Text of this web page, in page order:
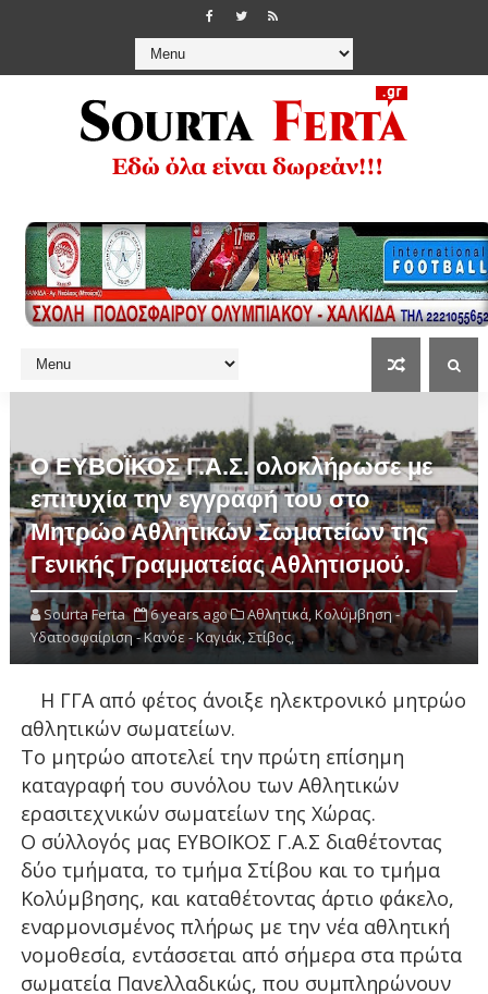
Ο ΕΥΒΟΪΚΟΣ Γ.Α.Σ. ολοκλήρωσε με
επιτυχία την εγγραφή του στο
Μητρώο Αθλητικών Σωματείων της
Γενικής Γραμματείας Αθλητισμού.
Sourta Ferta 6 years ago Αθλητικά,Κολύμβηση -
Υδατοσφαίριση - Κανόε - Καγιάκ,Στίβος,
Η ΓΓΑ από φέτος άνοιξε ηλεκτρονικό μητρώο
αθλητικών σωματείων.
Το μητρώο αποτελεί την πρώτη επίσημη
καταγραφή του συνόλου των Αθλητικών
ερασιτεχνικών σωματείων της Χώρας.
Ο σύλλογός μας ΕΥΒΟΪΚΟΣ Γ.Α.Σ διαθέτοντας
δύο τμήματα, το τμήμα Στίβου και το τμήμα
Κολύμβησης, και καταθέτοντας άρτιο φάκελο,
εναρμονισμένος πλήρως με την νέα αθλητική
νομοθεσία, εντάσσεται από σήμερα στα πρώτα
σωματεία Πανελλαδικώς, που συμπληρώνουν